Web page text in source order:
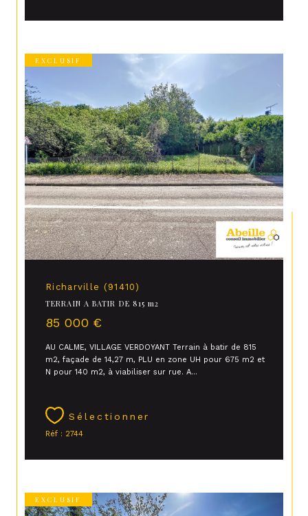
Richarville (91410)
TERRAIN A BATIR DE 815 m2
85 000 €
AU CALME, VILLAGE VERDOYANT Terrain à batir de 815
m2, façade de 14,27 m, PLU en zone UH pour 675 m2 et
N pour 140 m2, à viabiliser sur rue. A...
Sélectionner
Réf : 2744
EXCLUSIF
EXCLUSIF